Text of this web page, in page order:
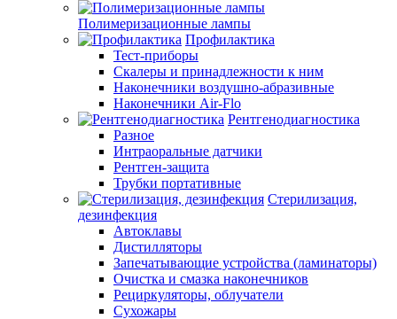
Полимеризационные лампы
Профилактика
Тест-приборы
Скалеры и принадлежности к ним
Наконечники воздушно-абразивные
Наконечники Air-Flo
Рентгенодиагностика
Разное
Интраоральные датчики
Рентген-защита
Трубки портативные
Стерилизация,
дезинфекция
Автоклавы
Дистилляторы
Запечатывающие устройства (ламинаторы)
Очистка и смазка наконечников
Рециркуляторы, облучатели
Сухожары